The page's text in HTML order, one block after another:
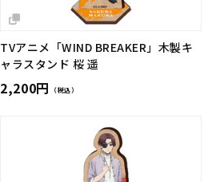
TVアニメ「WIND BREAKER」木製キ
ャラスタンド 桜 遥
2,200円 （税込）